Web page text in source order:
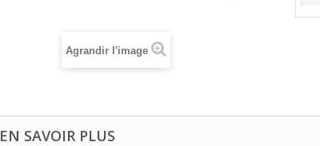
Agrandir l'image
EN SAVOIR PLUS